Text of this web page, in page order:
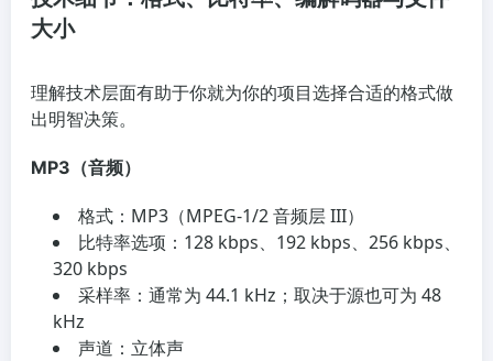
大小
理解技术层面有助于你就为你的项目选择合适的格式做
出明智决策。
MP3（音频）
格式：MP3（MPEG-1/2 音频层 III）
比特率选项：128 kbps、192 kbps、256 kbps、
320 kbps
采样率：通常为 44.1 kHz；取决于源也可为 48
kHz
声道：立体声